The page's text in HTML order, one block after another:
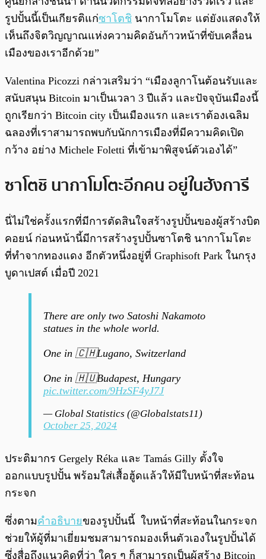
รูปปั้นนี้เป็นเกียรติแก่ซาโตชิ นากาโมโตะ แต่ยังแสดงให้
เห็นถึงจิตวิญญาณแห่งความคิดอันก้าวหน้าที่ขับเคลื่อน
เมืองของเราอีกด้วย”
Valentina Picozzi กล่าวเสริมว่า “เมืองลูกาโนต้อนรับและ
สนับสนุน Bitcoin มาเป็นเวลา 3 ปีแล้ว และปัจจุบันเมืองนี้
ถูกเรียกว่า Bitcoin city เป็นเมืองแรก และเราต้องเฉลิม
ฉลองที่เราสามารถพบกับนักการเมืองที่มีความคิดเปิด
กว้าง อย่าง Michele Foletti ที่เข้ามาพิสูจน์ตัวเองได้”
ซาโตชิ นากาโมโตะอีกคน อยู่ในฮังการี
นี่ไม่ใช่ครั้งแรกที่มีการตัดสินใจสร้างรูปปั้นของผู้สร้างบิต
คอยน์ ก่อนหน้านี้มีการสร้างรูปปั้นซาโตชิ นากาโมโตะ
ที่ทำจากทองแดง อีกตัวหนึ่งอยู่ที่ Graphisoft Park ในกรุง
บูดาเปสต์ เมื่อปี 2021
There are only two Satoshi Nakamoto
statues in the whole world.
One in 🇨🇭Lugano, Switzerland
One in 🇭🇺Budapest, Hungary
pic.twitter.com/9HzSF4yJ7J
— Global Statistics (@Globalstats11)
October 25, 2024
ประติมากร Gergely Réka และ Tamás Gilly ตั้งใจ
ออกแบบรูปปั้น พร้อมใส่เสื้อฮู้ดแล้วให้มีใบหน้าที่สะท้อน
กระจก
ซึ่งตามคำอธิบายของรูปปั้นนี้ ใบหน้าที่สะท้อนในกระจก
ช่วยให้ผู้ที่มาเยี่ยมชมสามารถมองเห็นตัวเองในรูปปั้นได้
ซึ่งสื่อถึงแนวคิดที่ว่า ใคร ๆ ก็สามารถเป็นผู้สร้าง Bitcoin